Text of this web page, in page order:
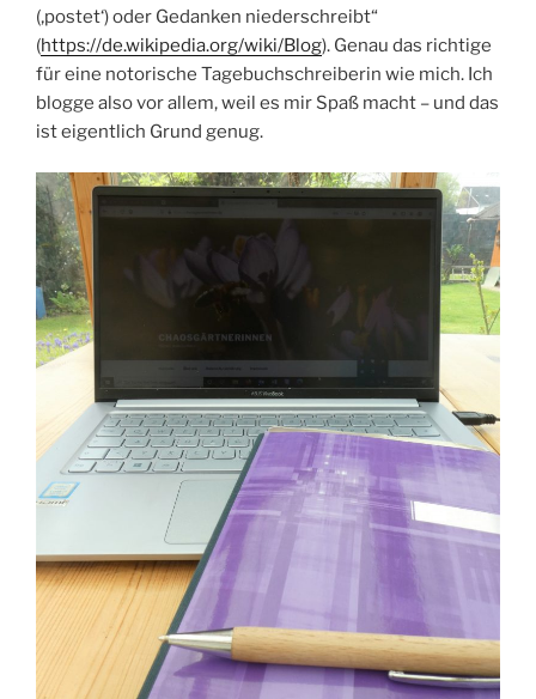
(‚postet‘) oder Gedanken niederschreibt“
(https://de.wikipedia.org/wiki/Blog). Genau das richtige
für eine notorische Tagebuchschreiberin wie mich. Ich
blogge also vor allem, weil es mir Spaß macht – und das
ist eigentlich Grund genug.